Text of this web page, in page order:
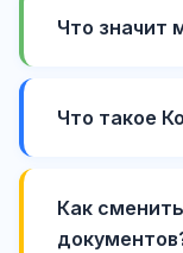
Что значит
Что такое
Как